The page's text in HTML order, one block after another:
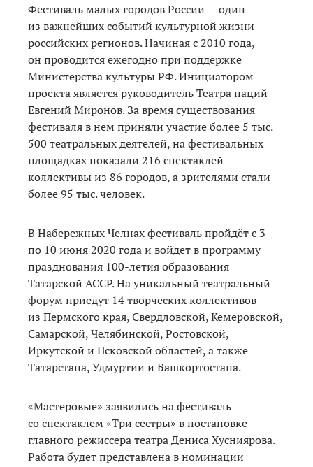
Фестиваль малых городов России — один
из важнейших событий культурной жизни
российских регионов. Начиная с 2010 года,
он проводится ежегодно при поддержке
Министерства культуры РФ. Инициатором
проекта является руководитель Театра наций
Евгений Миронов. За время существования
фестиваля в нем приняли участие более 5 тыс.
500 театральных деятелей, на фестивальных
площадках показали 216 спектаклей
коллективы из 86 городов, а зрителями стали
более 95 тыс. человек.
В Набережных Челнах фестиваль пройдёт с 3
по 10 июня 2020 года и войдет в программу
празднования 100-летия образования
Татарской АССР. На уникальный театральный
форум приедут 14 творческих коллективов
из Пермского края, Свердловской, Кемеровской,
Самарской, Челябинской, Ростовской,
Иркутской и Псковской областей, а также
Татарстана, Удмуртии и Башкортостана.
«Мастеровые» заявились на фестиваль
со спектаклем «Три сестры» в постановке
главного режиссера театра Дениса Хусниярова.
Работа будет представлена в номинации